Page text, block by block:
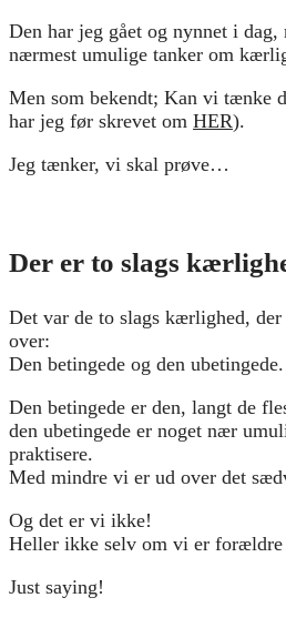
Den har jeg gået og nynnet i
nærmest umulige tanker om
Men som bekendt; Kan vi tænke
har jeg før skrevet om HER).
Jeg tænker, vi skal prøve…
Der er to slags
Det var de to slags kærlighed,
over:
Den betingede og den ubetingede.
Den betingede er den, langt de
den ubetingede er noget nær
praktisere.
Med mindre vi er ud over det
Og det er vi ikke!
Heller ikke selv om vi er forældre
Just saying!